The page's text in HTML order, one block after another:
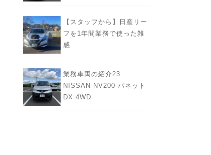
【スタッフから】日産リー
フを1年間業務で使った雑
感
業務車両の紹介23
NISSAN NV200 バネット
DX 4WD